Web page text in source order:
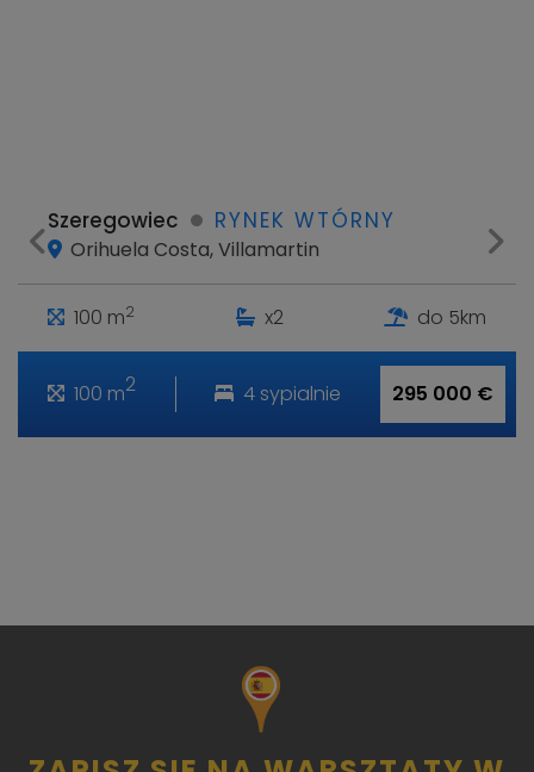
Szeregowiec RYNEK WTÓRNY
Orihuela Costa, Villamartin
100 m2 x2 do 5km
100 m2 4 sypialnie 295 000 €